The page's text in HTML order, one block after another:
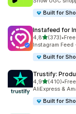
Built for
Instafeed for
4,8na 5(373)
Łączna liczba
•
Instagram Feed
Built for
Trustify:
4,9na 5(410)
Łączna liczba
•
AliExpress &
Built for